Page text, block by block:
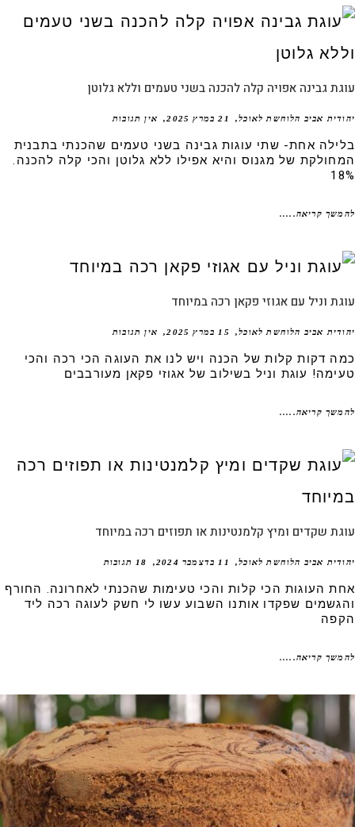
גבינה אפויה קלה להכנה בשני טעמים וללא גלוטן
אביב הלוחשת לאוכל 21 במרץ 2025 אין תגובות
אחת- שתי עוגות גבינה בשני טעמים שהכנתי בתבנית
של מגנוס והיא אפילו ללא גלוטן והכי קלה להכנה.
קריאה.....
וניל עם אגוזי פקאן רכה במיוחד
אביב הלוחשת לאוכל 15 במרץ 2025 אין תגובות
דקות קלות של הכנה ויש לנו את העוגה הכי רכה והכי
עוגת וניל בשילוב של אגוזי פקאן מעורבבים
קריאה.....
שקדים ומיץ קלמנטינות או תפוזים רכה במיוחד
אביב הלוחשת לאוכל 11 בדצמבר 2024 18 תגובות
העוגות הכי קלות והכי טעימות שהכנתי לאחרונה. החורף
שפקדו אותנו השבוע עשו לי חשק לעוגה רכה ליד
קריאה.....